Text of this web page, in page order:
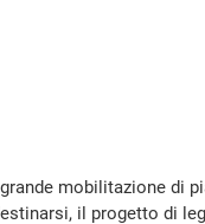
mobilitazione di
il progetto di